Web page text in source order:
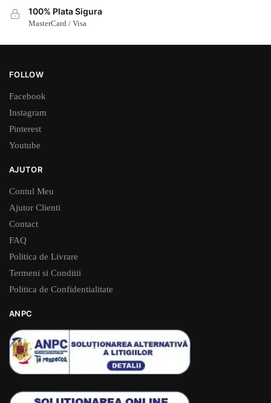
100% Plata Sigura
MasterCard / Visa
FOLLOW
Facebook
Instagram
Pinterest
Youtube
AJUTOR
Contul Meu
Ajutor Clienti
Contact
FAQ
Politica de Livrare
Termeni si Conditii
Politica de Confidentialitate
ANPC